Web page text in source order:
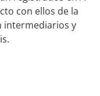
con ellos de la
intermediarios y